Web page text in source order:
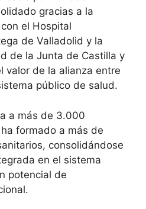
gracias a la
el Hospital
de Valladolid y la
de la Junta de Castilla y
valor de la alianza entre
público de salud.
a más de 3.000
formado a más de
consolidándose
en el sistema
potencial de